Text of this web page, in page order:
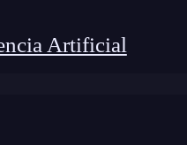
Artificial